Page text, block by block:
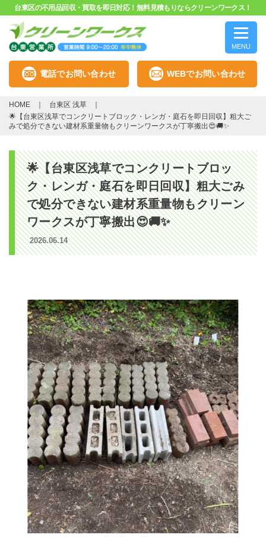
台東区の不用品回収・買取を即日対応！無料見積もりならクリーンワークス！
MENU
電話でお問い合わせ WEBでお問い合わせ
HOME
台東区 浅草
🌟【台東区浅草でコンクリートブロック・レンガ・庭石を即日回収】粗大ご
みで処分できない建材系重量物もクリーンワークスが丁寧搬出😍🚚✨
🌟【台東区浅草でコンクリートブロッ
ク・レンガ・庭石を即日回収】粗大ごみ
で処分できない建材系重量物もクリーン
ワークスが丁寧搬出😍🚚✨
2026.06.14